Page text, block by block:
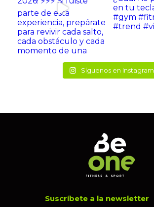
Síguenos en Instagram
Suscríbete a la newsletter